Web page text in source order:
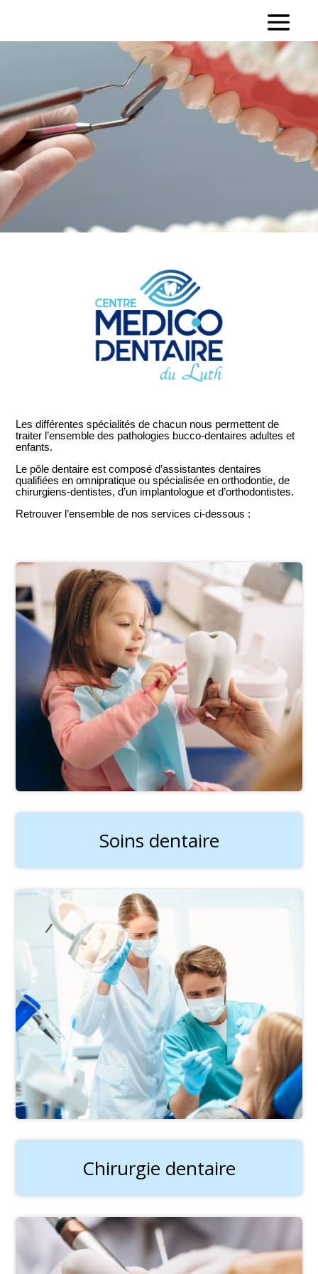
Les différentes spécialités de chacun nous permettent de
traiter l’ensemble des pathologies bucco-dentaires adultes et
enfants.
Le pôle dentaire est composé d’assistantes dentaires
qualifiées en omnipratique ou spécialisée en orthodontie, de
chirurgiens-dentistes, d’un implantologue et d’orthodontistes.
Retrouver l’ensemble de nos services ci-dessous :
Soins dentaire
Chirurgie dentaire